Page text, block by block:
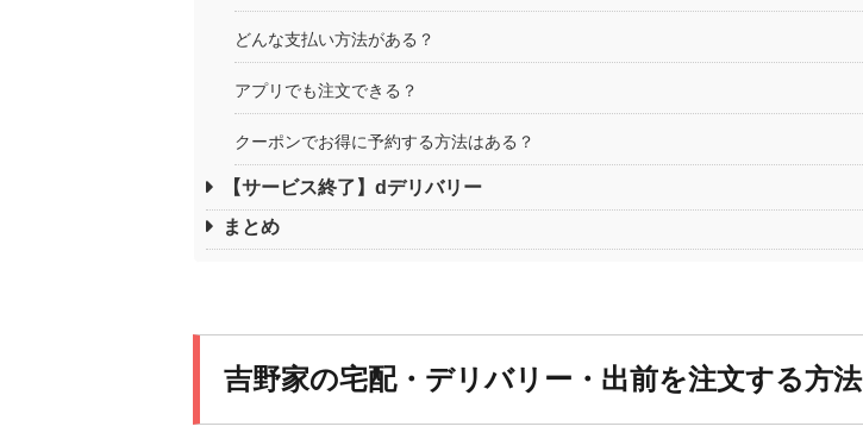
どんな支払い方法がある？
アプリでも注文できる？
クーポンでお得に予約する方法はある？
【サービス終了】dデリバリー
まとめ
吉野家の宅配・デリバリー・出前を注文する方法